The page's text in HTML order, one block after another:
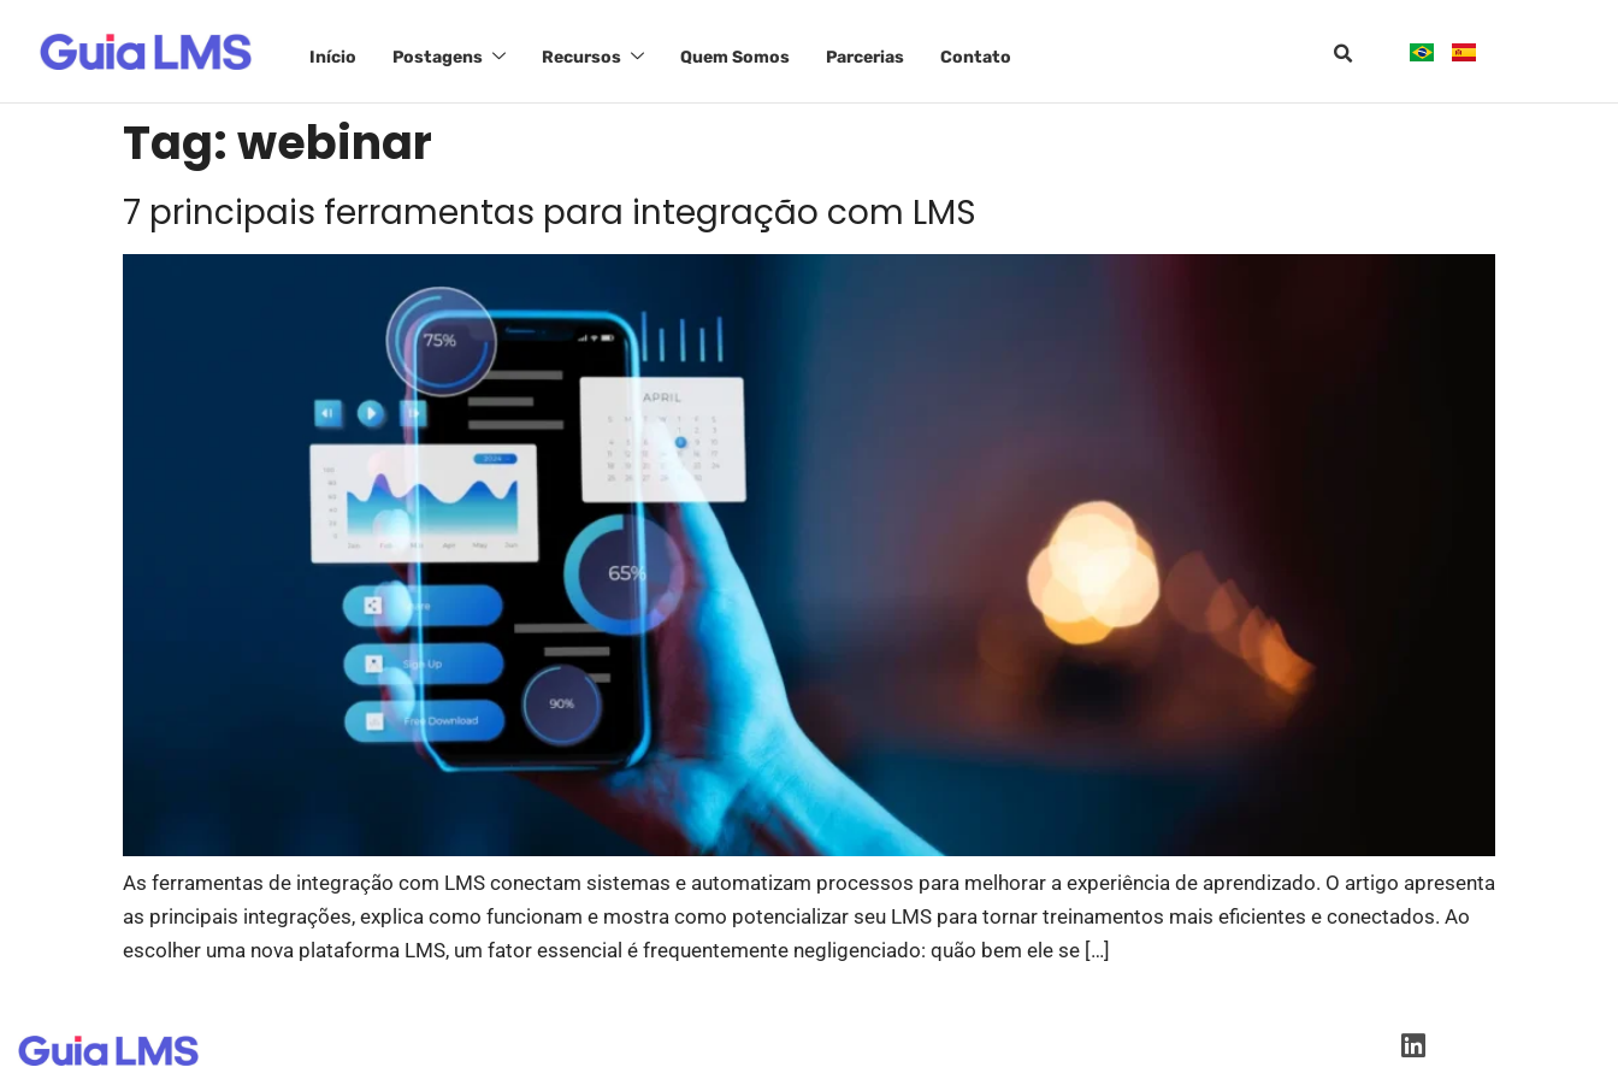
Início Postagens Recursos Quem Somos Parcerias Contato
Tag:webinar
7 principais ferramentas para integração com LMS
As ferramentas de integração com LMS conectam sistemas e automatizam processos para melhorar a experiência de aprendizado. O artigo apresenta
as principais integrações, explica como funcionam e mostra como potencializar seu LMS para tornar treinamentos mais eficientes e conectados. Ao
escolher uma nova plataforma LMS, um fator essencial é frequentemente negligenciado: quão bem ele se […]